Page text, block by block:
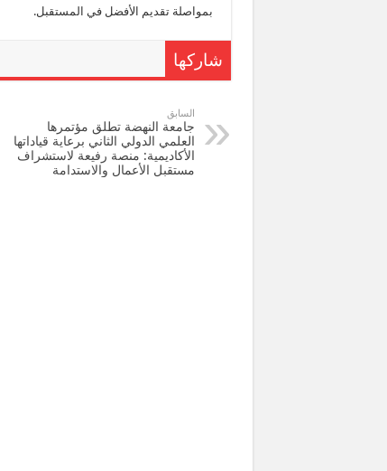
بمواصلة تقديم الأفضل في المستقبل.
شاركها
السابق
جامعة النهضة تطلق مؤتمرها
العلمي الدولي الثاني برعاية قياداتها
الأكاديمية: منصة رفيعة لاستشراف
مستقبل الأعمال والاستدامة